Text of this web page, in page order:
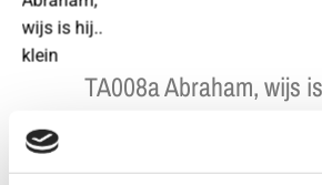
TA008a Abraham, wijs
Formaat